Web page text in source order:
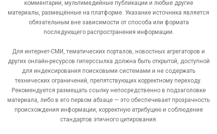
комментарии, мультимедийные публикации и любые другие
материалы, размещённые на платформе. Указание источника является
обязательным вне зависимости от способа или формата
последующего распространения информации.
Для интернет-СМИ, тематических порталов, новостных агрегаторов и
других онлайн-ресурсов гиперссылка должна быть открытой, доступной
для индексирования поисковыми системами и не содержать
технических ограничений, препятствующих корректному переходу.
Рекомендуется размещать ссылку непосредственно в подзаголовке
материала, либо в его первом абзаце — это обеспечивает прозрачность
происхождения информации, корректную атрибуцию и соблюдение
стандартов этичного цитирования.